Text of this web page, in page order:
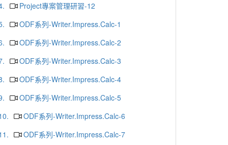
Project專案管理研習-12
ODF系列-Writer.Impress.Calc-1
ODF系列-Writer.Impress.Calc-2
ODF系列-Writer.Impress.Calc-3
ODF系列-Writer.Impress.Calc-4
ODF系列-Writer.Impress.Calc-5
ODF系列-Writer.Impress.Calc-6
ODF系列-Writer.Impress.Calc-7